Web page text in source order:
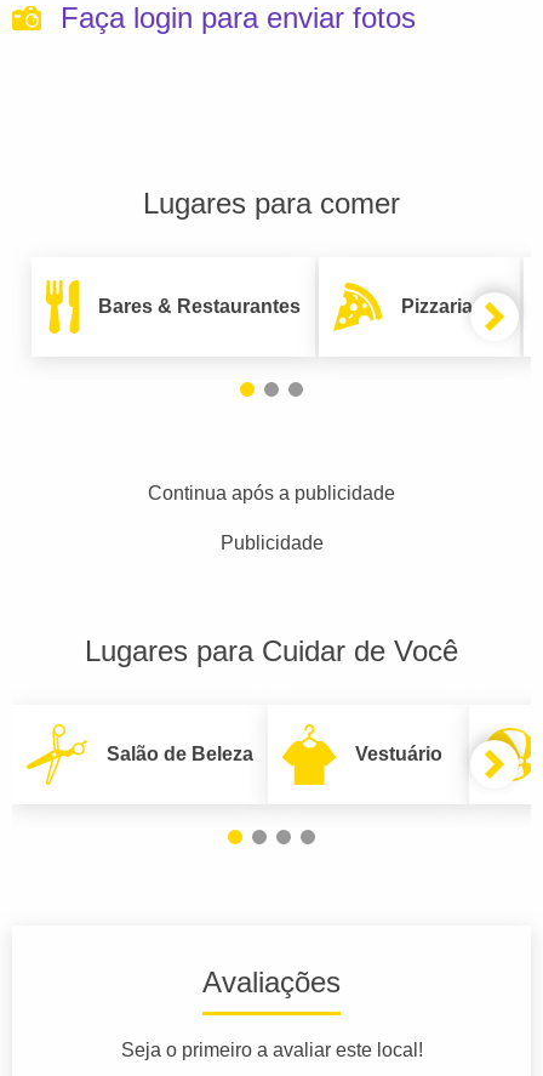
Faça login para enviar fotos
Lugares para comer
Bares & Restaurantes Pizzarias
Continua após a publicidade
Publicidade
Lugares para Cuidar de Você
Salão de Beleza Vestuário
Avaliações
Seja o primeiro a avaliar este local!